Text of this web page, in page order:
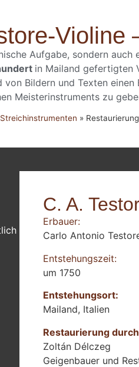
Violine
Aufgabe, sondern
in Mailand gefertigten
Bildern und Texten
Meisterinstruments zu
»
C. A.
Erbauer:
Carlo Antonio
Entstehungszeit:
um 1750
Entstehungsort:
Mailand, Italien
Restaurierung
Zoltán Délczeg
Geigenbauer und